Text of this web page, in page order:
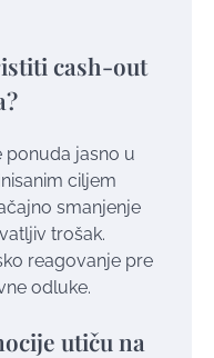
cash-out
ponuda jasno u
ciljem
smanjenje
trošak.
reagovanje pre
odluke.
utiču na